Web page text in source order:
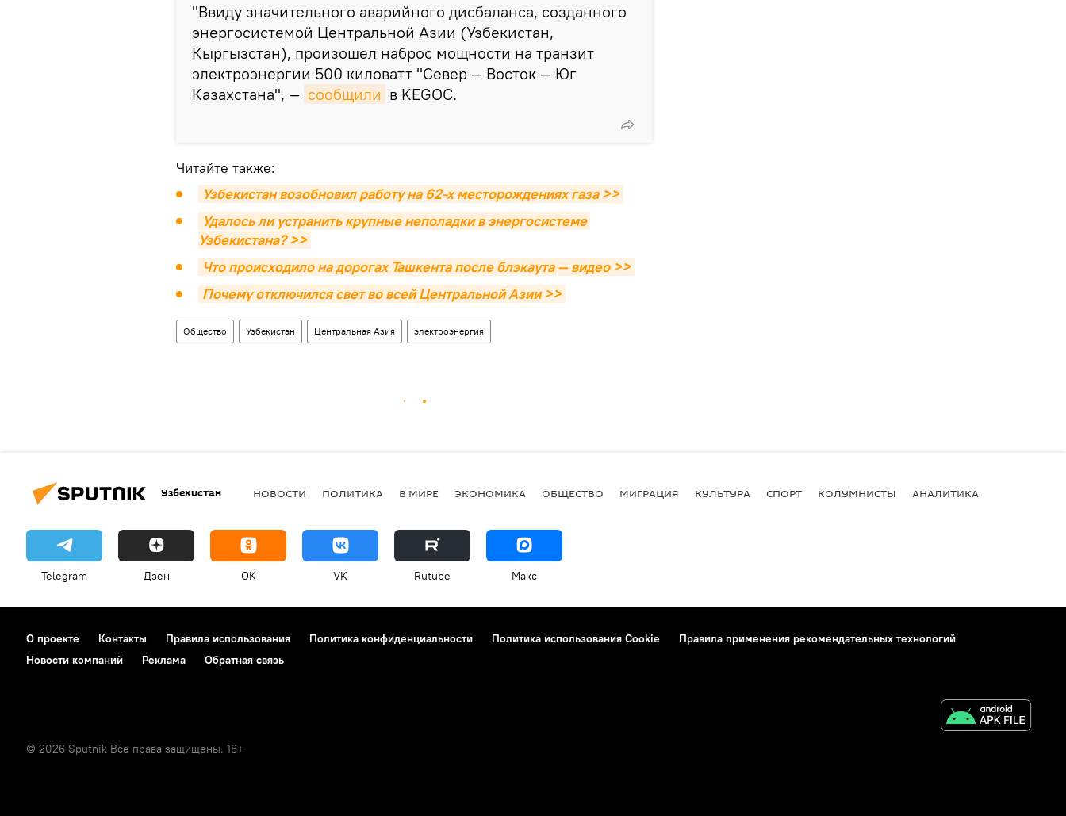
"Ввиду значительного аварийного дисбаланса, созданного
энергосистемой Центральной Азии (Узбекистан,
Кыргызстан), произошел наброс мощности на транзит
электроэнергии 500 киловатт "Север — Восток — Юг
Казахстана", — сообщили в KEGOC.
Читайте также:
Узбекистан возобновил работу на 62-х месторождениях газа >>
Удалось ли устранить крупные неполадки в энергосистеме
Узбекистана? >>
Что происходило на дорогах Ташкента после блэкаута — видео >>
Почему отключился свет во всей Центральной Азии >>
Общество Узбекистан Центральная Азия электроэнергия
Узбекистан НОВОСТИ ПОЛИТИКА В МИРЕ ЭКОНОМИКА ОБЩЕСТВО МИГРАЦИЯ КУЛЬТУРА СПОРТ КОЛУМНИСТЫ АНАЛИТИКА
Telegram Дзен OK VK Rutube Макс
О проекте Контакты Правила использования Политика конфиденциальности Политика использования Cookie
Правила применения рекомендательных технологий
Новости компаний
Реклама Обратная связь
© 2026 Sputnik Все права защищены. 18+